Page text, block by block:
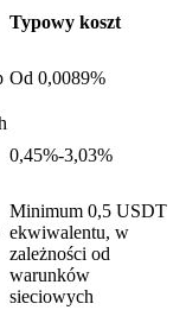
BTR
Typowy koszt
Od 0,0089%
0,45%-3,03%
Minimum 0,5 USDT
ekwiwalentu, w
zależności od
warunków
sieciowych